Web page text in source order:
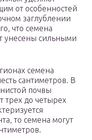
от особенностей
заглублении
что семена
унесены сильными
семена
сантиметров. В
почвы
трех до четырех
то семена могут